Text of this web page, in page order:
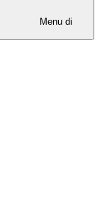
Menu di